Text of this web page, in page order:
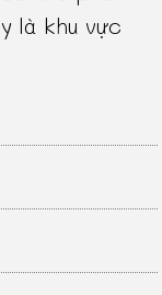
là khu vực